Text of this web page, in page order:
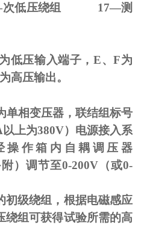
低压绕组 17—测
为低压输入端子，E、F为
为高压输出。
相变压器，联结组标号
以上为380V）电源接入系
操作箱内自耦调压器
）调节至0-200V（或0-
初级绕组，根据电磁感应
绕组可获得试验所需的高